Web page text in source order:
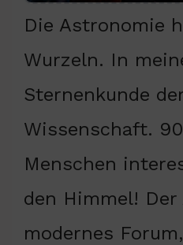
Die Astronomie
Wurzeln. In
Sternenkunde
Wissenschaft.
Menschen
den Himmel! Der
modernes